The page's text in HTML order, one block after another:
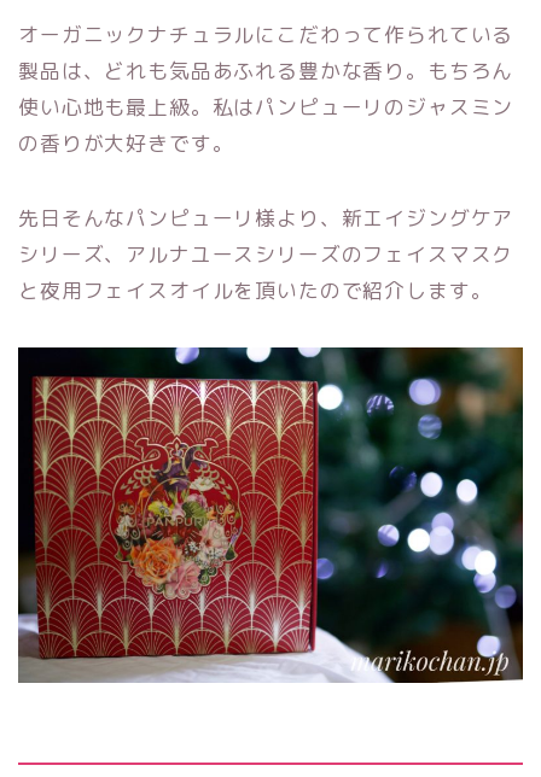
オーガニックナチュラルにこだわって作られている
製品は、どれも気品あふれる豊かな香り。もちろん
使い心地も最上級。私はパンピューリのジャスミン
の香りが大好きです。
先日そんなパンピューリ様より、新エイジングケア
シリーズ、アルナユースシリーズのフェイスマスク
と夜用フェイスオイルを頂いたので紹介します。